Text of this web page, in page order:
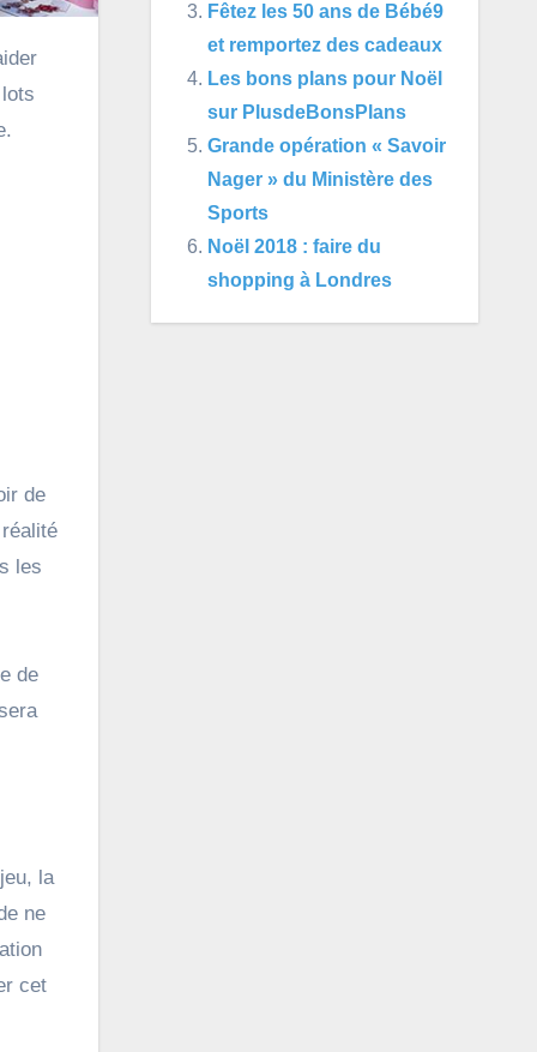
de
les
de
la
ne
cet
Fêtez les 50 ans de Bébé9
et remportez des cadeaux
Les bons plans pour Noël
sur PlusdeBonsPlans
Grande opération « Savoir
Nager » du Ministère des
Sports
Noël 2018 : faire du
shopping à Londres